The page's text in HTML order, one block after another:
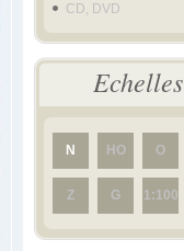
CD, DVD
Echelles
N HO O
Z G 1:100